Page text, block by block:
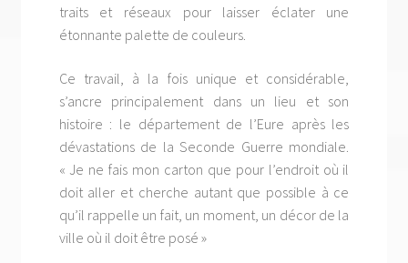
traits et réseaux pour laisser éclater une
étonnante palette de couleurs.
Ce travail, à la fois unique et considérable,
s’ancre principalement dans un lieu et son
histoire : le département de l’Eure après les
dévastations de la Seconde Guerre mondiale.
« Je ne fais mon carton que pour l’endroit où il
doit aller et cherche autant que possible à ce
qu’il rappelle un fait, un moment, un décor de la
ville où il doit être posé »